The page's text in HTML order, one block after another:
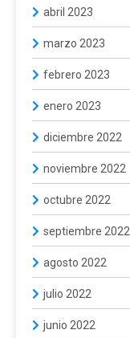
abril 2023
marzo 2023
febrero 2023
enero 2023
diciembre 2022
noviembre 2022
octubre 2022
septiembre 2022
agosto 2022
julio 2022
junio 2022